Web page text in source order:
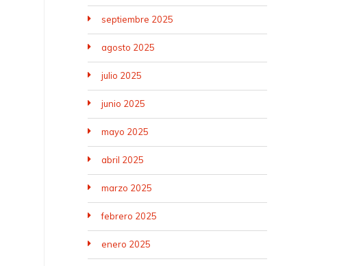
septiembre 2025
agosto 2025
julio 2025
junio 2025
mayo 2025
abril 2025
marzo 2025
febrero 2025
enero 2025